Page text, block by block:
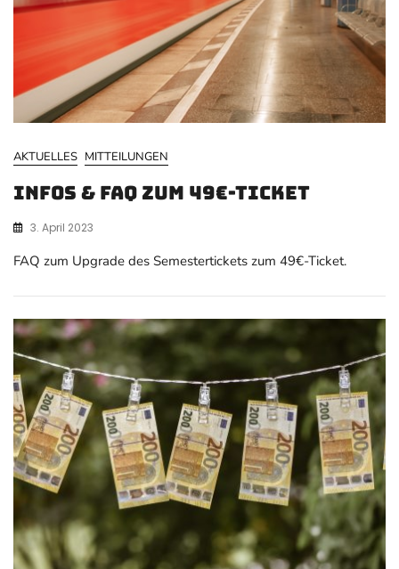
AKTUELLES MITTEILUNGEN
Infos & FAQ zum 49€-Ticket
3. April 2023
FAQ zum Upgrade des Semestertickets zum 49€-Ticket.